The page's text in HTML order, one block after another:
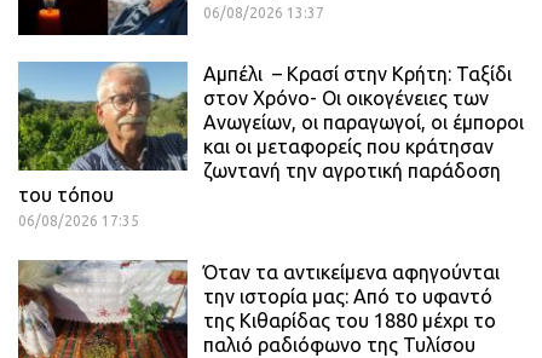
06/08/2026 13:37
Αμπέλι – Κρασί στην Κρήτη: Ταξίδι
στον Χρόνο- Οι οικογένειες των
Ανωγείων, οι παραγωγοί, οι έμποροι
και οι μεταφορείς που κράτησαν
ζωντανή την αγροτική παράδοση
του τόπου
06/08/2026 17:35
Όταν τα αντικείμενα αφηγούνται
την ιστορία μας: Από το υφαντό
της Κιθαρίδας του 1880 μέχρι το
παλιό ραδιόφωνο της Τυλίσου